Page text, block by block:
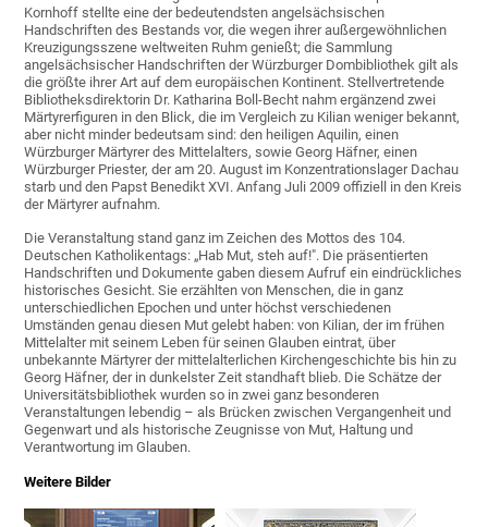
Kornhoff stellte eine der bedeutendsten angelsächsischen
Handschriften des Bestands vor, die wegen ihrer außergewöhnlichen
Kreuzigungsszene weltweiten Ruhm genießt; die Sammlung
angelsächsischer Handschriften der Würzburger Dombibliothek gilt als
die größte ihrer Art auf dem europäischen Kontinent. Stellvertretende
Bibliotheksdirektorin Dr. Katharina Boll-Becht nahm ergänzend zwei
Märtyrerfiguren in den Blick, die im Vergleich zu Kilian weniger bekannt,
aber nicht minder bedeutsam sind: den heiligen Aquilin, einen
Würzburger Märtyrer des Mittelalters, sowie Georg Häfner, einen
Würzburger Priester, der am 20. August im Konzentrationslager Dachau
starb und den Papst Benedikt XVI. Anfang Juli 2009 offiziell in den Kreis
der Märtyrer aufnahm.
Die Veranstaltung stand ganz im Zeichen des Mottos des 104.
Deutschen Katholikentags: „Hab Mut, steh auf!". Die präsentierten
Handschriften und Dokumente gaben diesem Aufruf ein eindrückliches
historisches Gesicht. Sie erzählten von Menschen, die in ganz
unterschiedlichen Epochen und unter höchst verschiedenen
Umständen genau diesen Mut gelebt haben: von Kilian, der im frühen
Mittelalter mit seinem Leben für seinen Glauben eintrat, über
unbekannte Märtyrer der mittelalterlichen Kirchengeschichte bis hin zu
Georg Häfner, der in dunkelster Zeit standhaft blieb. Die Schätze der
Universitätsbibliothek wurden so in zwei ganz besonderen
Veranstaltungen lebendig – als Brücken zwischen Vergangenheit und
Gegenwart und als historische Zeugnisse von Mut, Haltung und
Verantwortung im Glauben.
Weitere Bilder